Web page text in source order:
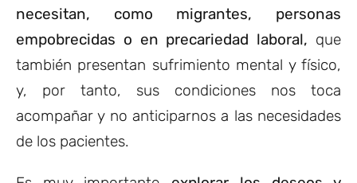
necesitan, como migrantes, personas
empobrecidas o en precariedad laboral, que
también presentan sufrimiento mental y físico,
y, por tanto, sus condiciones nos toca
acompañar y no anticiparnos a las necesidades
de los pacientes.